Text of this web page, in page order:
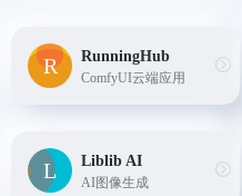
RunningHub
ComfyUI云端应用
Liblib AI
AI图像生成